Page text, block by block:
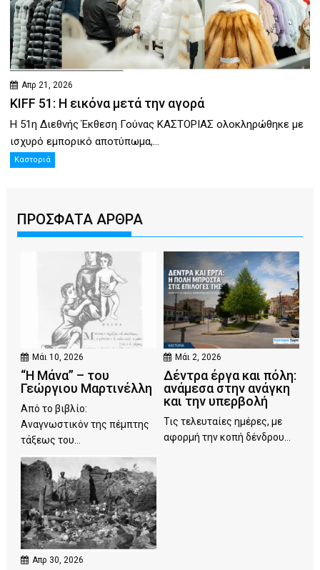
Απρ 21, 2026
KIFF 51: Η εικόνα μετά την αγορά
Η 51η Διεθνής Έκθεση Γούνας ΚΑΣΤΟΡΙΑΣ ολοκληρώθηκε με
ισχυρό εμπορικό αποτύπωμα,...
Καστοριά
ΠΡΟΣΦΑΤΑ ΑΡΘΡΑ
Μάι 10, 2026
“Η Μάνα” – του
Γεώργιου Μαρτινέλλη
Από το βιβλίο:
Αναγνωστικόν της πέμπτης
τάξεως του...
Μάι 2, 2026
Δέντρα έργα και πόλη:
ανάμεσα στην ανάγκη
και την υπερβολή
Τις τελευταίες ημέρες, με
αφορμή την κοπή δένδρου...
Απρ 30, 2026